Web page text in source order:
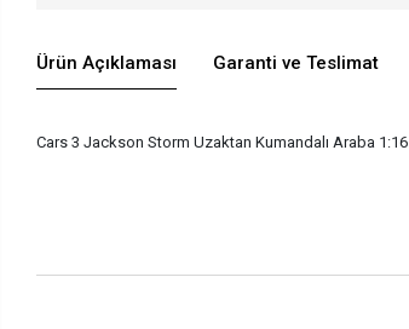
Ürün Açıklaması Garanti ve Teslimat
Cars 3 Jackson Storm Uzaktan Kumandalı Araba 1:16